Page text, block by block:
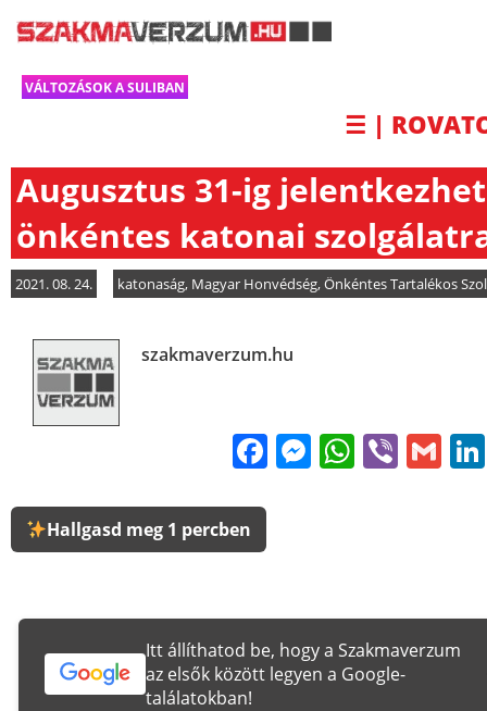
VÁLTOZÁSOK A SULIBAN
☰ |
Augusztus 31-ig
önkéntes katonai
2021. 08. 24. katonaság, Magyar Honvédség,Önkéntes Tartalékos
szakmaverzum.hu
FacebookViber
Hallgasd meg 1 percben
Itt állíthatod be, hogy a Szakmaverzum
az elsők között legyen a Google-
találatokban!